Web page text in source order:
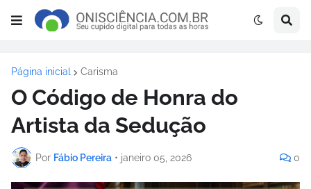
Página inicial Carisma
O Código de Honra do
Artista da Sedução
Por Fábio Pereira • janeiro 05, 2026 0